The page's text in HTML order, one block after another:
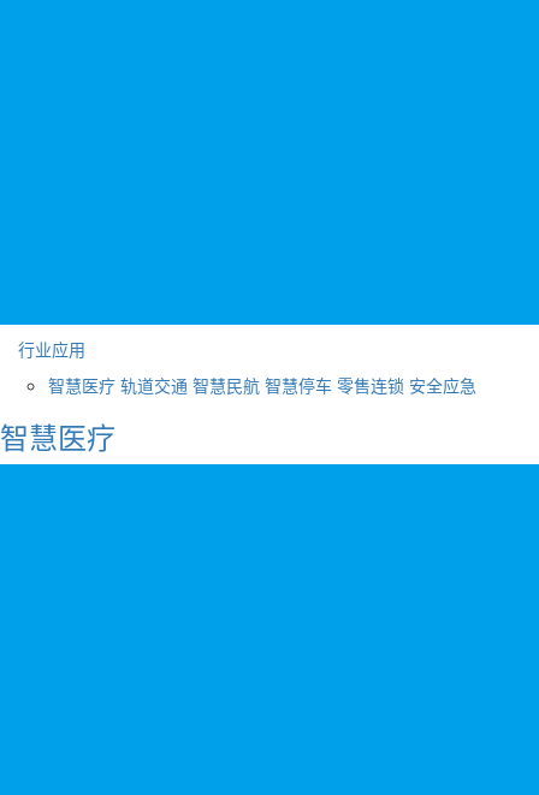
行业应用
智慧医疗 轨道交通 智慧民航 智慧停车 零售连锁 安全应急
智慧医疗